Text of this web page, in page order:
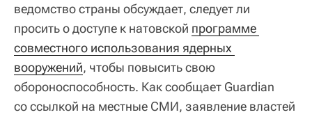
ведомство страны обсуждает, следует ли
просить о доступе к натовской программе
совместного использования ядерных
вооружений, чтобы повысить свою
обороноспособность. Как сообщает Guardian
со ссылкой на местные СМИ, заявление властей